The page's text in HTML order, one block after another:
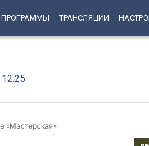
ПРОГРАММЫ ТРАНСЛЯЦИИ
12:25
«Мастерская»